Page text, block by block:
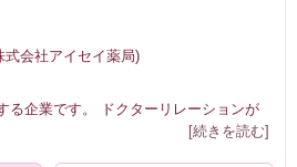
会社アイセイ薬局)
る企業です。 ドクターリレーションが
[続きを読む]